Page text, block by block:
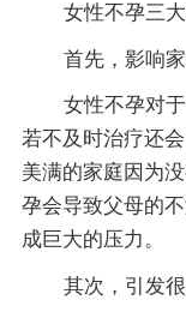
女性不孕三
首先，影响
女性不孕对
若不及时治疗还
美满的家庭因为
孕会导致父母的
成巨大的压力。
其次，引发